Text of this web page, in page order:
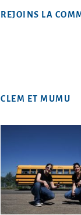
REJOINS LA
CLEM ET MUMU